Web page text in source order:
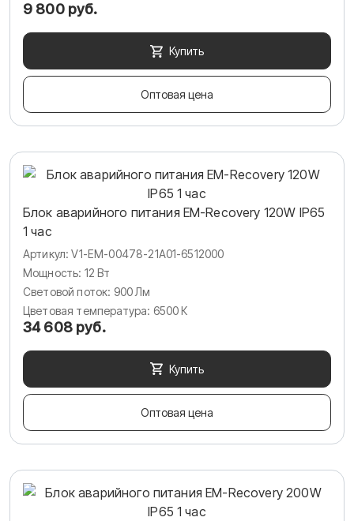
9 800 руб.
Купить
Оптовая цена
Блок аварийного питания EM-Recovery 120W IP65
1 час
Артикул: V1-EM-00478-21A01-6512000
Мощность: 12 Вт
Световой поток: 900 Лм
Цветовая температура: 6500 К
34 608 руб.
Купить
Оптовая цена